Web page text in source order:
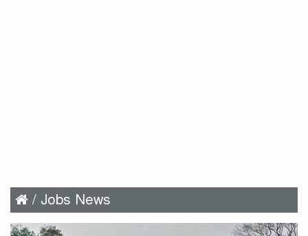
/ Jobs News